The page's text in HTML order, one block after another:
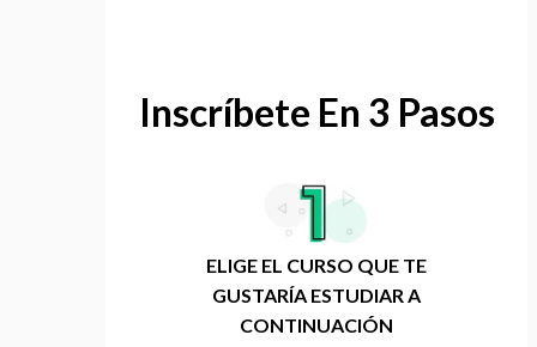
Inscríbete En 3 Pasos
ELIGE EL CURSO QUE TE
GUSTARÍA ESTUDIAR A
CONTINUACIÓN